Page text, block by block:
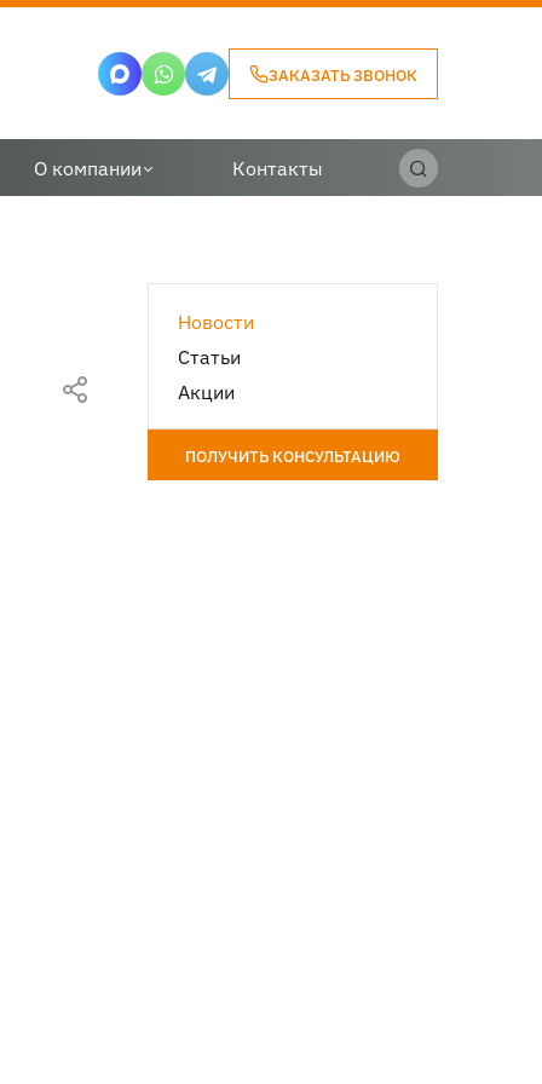
ЗАКАЗАТЬ ЗВОНОК
О компании Контакты
Новости
Статьи
Акции
ПОЛУЧИТЬ КОНСУЛЬТАЦИЮ